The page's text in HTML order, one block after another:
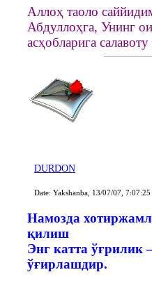
Аллоҳ таоло
Абдуллоҳга, Унинг
асҳобларига
DURDON
Date: Yakshanba, 13/07/07, 7:07:25
Намозда
қилиш
Энг катта ўғрилик
ўғирлашдир.